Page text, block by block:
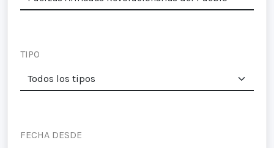
TIPO
FECHA DESDE